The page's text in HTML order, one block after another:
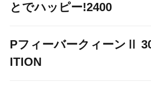
とでハッピー!2400
PフィーバークィーンⅡ
ITION